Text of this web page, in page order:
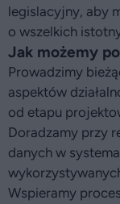
legislacyjny, aby
o wszelkich
Jak możemy
Prowadzimy
aspektów
od etapu
Doradzamy przy
danych w
Wspieramy